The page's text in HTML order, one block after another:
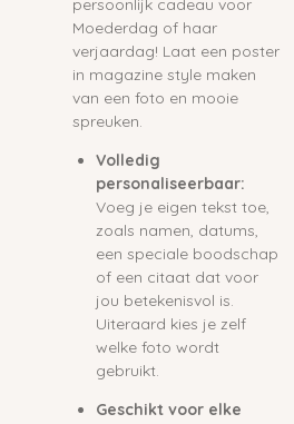
persoonlijk cadeau voor
Moederdag of haar
verjaardag! Laat een poster
in magazine style maken
van een foto en mooie
spreuken.
Volledig
personaliseerbaar:
Voeg je eigen tekst toe,
zoals namen, datums,
een speciale boodschap
of een citaat dat voor
jou betekenisvol is.
Uiteraard kies je zelf
welke foto wordt
gebruikt.
Geschikt voor elke